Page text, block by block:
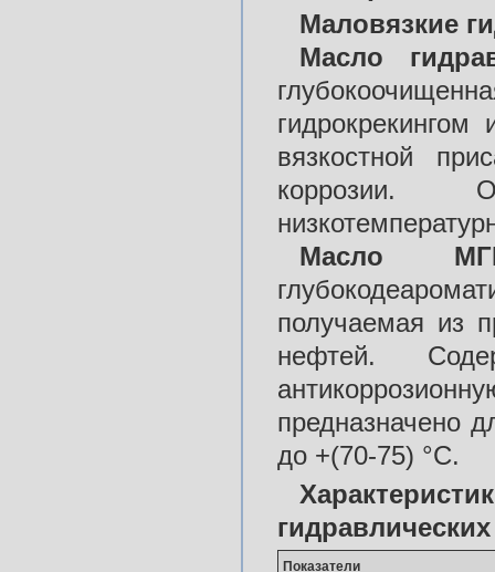
Маловязкие
Масло
вязкостной
коррозии.
Масло
получаемая из
нефтей.
предназначено
до +(70-75) °С.
Показатели